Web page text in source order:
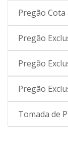
Pregão Cota
Pregão
Pregão
Pregão
Tomada de